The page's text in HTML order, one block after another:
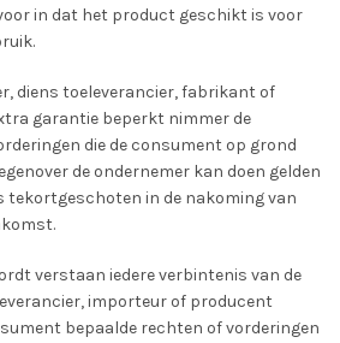
in dat het product geschikt is voor
diens toeleverancier, fabrikant of
garantie beperkt nimmer de
die de consument op grond
de ondernemer kan doen gelden
tekortgeschoten in de nakoming van
verstaan iedere verbintenis van de
importeur of producent
bepaalde rechten of vorderingen